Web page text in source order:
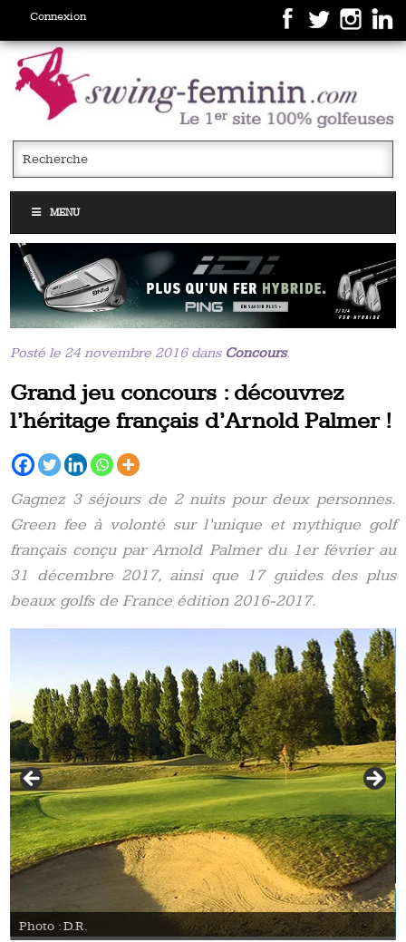
Connexion
MENU
Posté le 24 novembre 2016 dans Concours.
Grand jeu concours : découvrez
l’héritage français d’Arnold Palmer !
Gagnez 3 séjours de 2 nuits pour deux personnes.
Green fee à volonté sur l’unique et mythique golf
français conçu par Arnold Palmer du 1er février au
31 décembre 2017, ainsi que 17 guides des plus
beaux golfs de France édition 2016-2017.
Photo : D.R.